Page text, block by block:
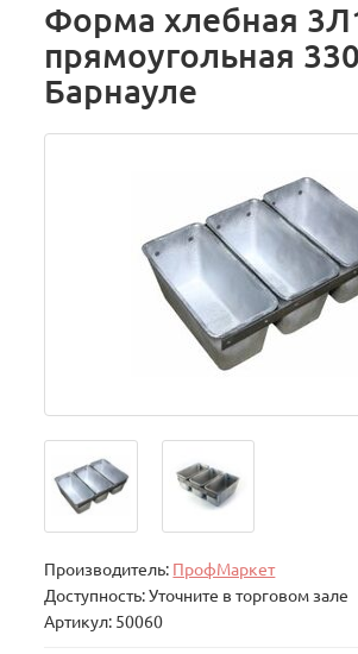
Форма хлебная
прямоугольная
Барнауле
Производитель: ПрофМаркет
Доступность: Уточните в торговом зале
Артикул: 50060